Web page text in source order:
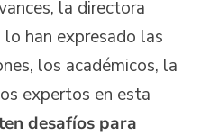
la directora
han expresado las
los académicos, la
expertos en esta
desafíos para